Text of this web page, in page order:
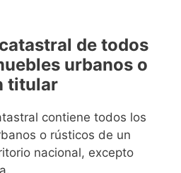
de todos
urbanos o
titular
contiene todos los
o rústicos de un
nacional, excepto